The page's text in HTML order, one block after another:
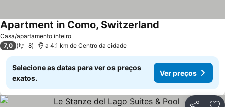
Casa/apartamento inteiro
Apartment in Como, Switzerland
7,0 8 a 4.1 km de Centro da cidade
Selecione as datas para ver os preços
exatos.
Ver preços